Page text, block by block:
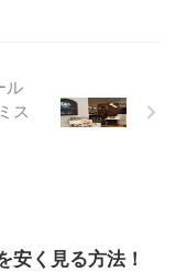
ル
ス
安く見る方法！